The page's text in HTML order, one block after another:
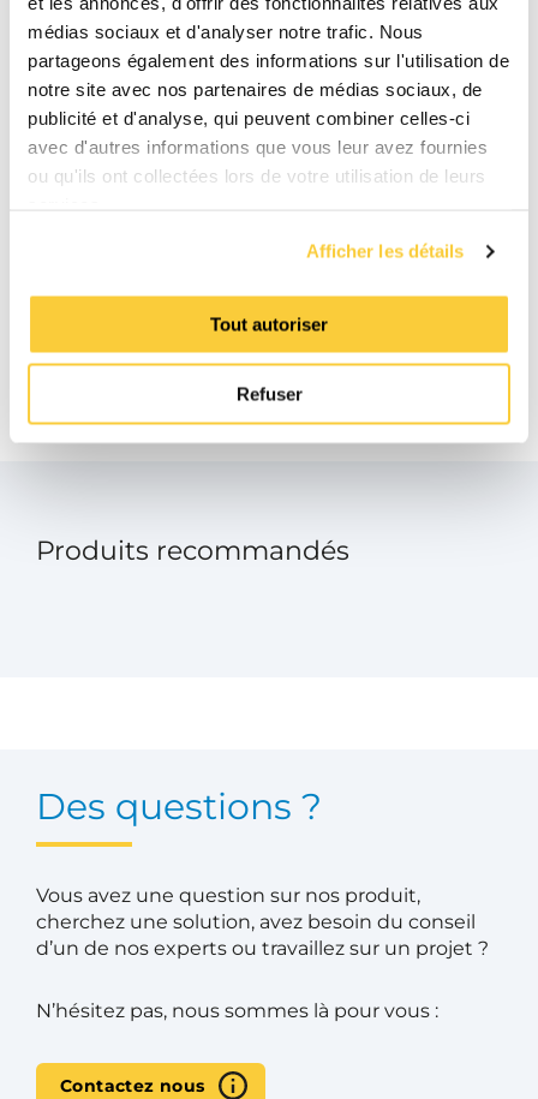
médias sociaux et d'analyser notre trafic. Nous
partageons également des informations sur l'utilisation de
notre site avec nos partenaires de médias sociaux, de
publicité et d'analyse, qui peuvent combiner celles-ci
avec d'autres informations que vous leur avez fournies
ou qu'ils ont collectées lors de votre utilisation de leurs
Afficher les détails
Tout autoriser
Refuser
Téléchargements
BIM
zip
Fiche technique du produit
pdf
Article Expansion / Maintain de
Produits recommandés
Des questions ?
Vous avez une question sur nos produit,
cherchez une solution, avez besoin du conseil
d’un de nos experts ou travaillez sur un projet ?
N’hésitez pas, nous sommes là pour vous :
Contactez nous